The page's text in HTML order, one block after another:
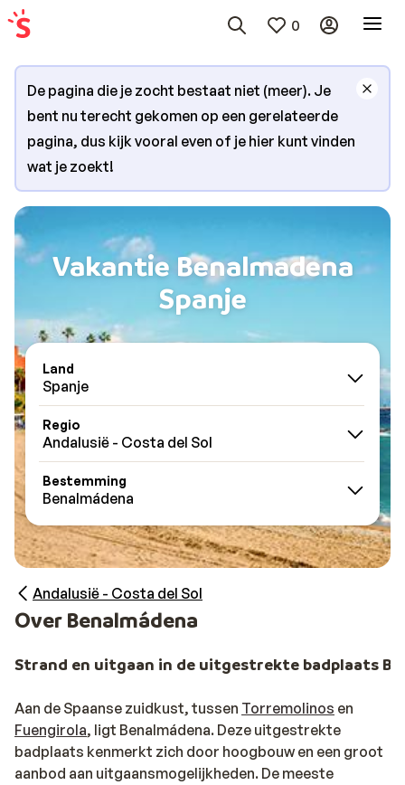
0
De pagina die je zocht bestaat niet (meer). Je
bent nu terecht gekomen op een gerelateerde
pagina, dus kijk vooral even of je hier kunt vinden
wat je zoekt!
Vakantie Benalmadena
Spanje
Land
Spanje
Regio
Andalusië - Costa del Sol
Bestemming
Benalmádena
Andalusië - Costa del Sol
Over Benalmádena
Strand en uitgaan in de uitgestrekte badplaats
Aan de Spaanse zuidkust, tussen Torremolinos en
Fuengirola, ligt Benalmádena. Deze uitgestrekte
badplaats kenmerkt zich door hoogbouw en een groot
aanbod aan uitgaansmogelijkheden. De meeste